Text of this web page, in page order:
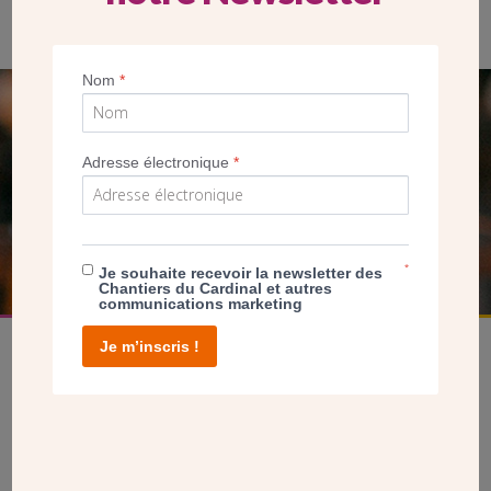
SEUL VOTRE DON
NOUS PERMET D’AGIR
FAIRE UN DON
Nom*
Adresse électronique*
Je souhaite recevoir la newsletter des
Chantiers du Cardinal et autres
communications marketing
*
Je m’inscris !